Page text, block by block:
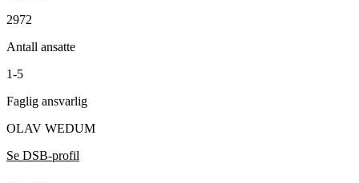
2972
Antall ansatte
1-5
Faglig ansvarlig
OLAV WEDUM
Se DSB-profil